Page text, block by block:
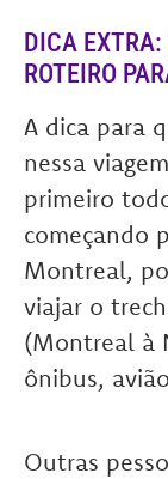
DICA
ROTEIRO
A dica para
nessa
primeiro
começando
Montreal,
viajar o
(Montreal à
ônibus,
Outras